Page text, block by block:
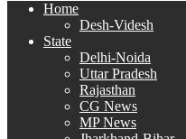
Home
Desh-Videsh
State
Delhi-Noida
Uttar Pradesh
Rajasthan
CG News
MP News